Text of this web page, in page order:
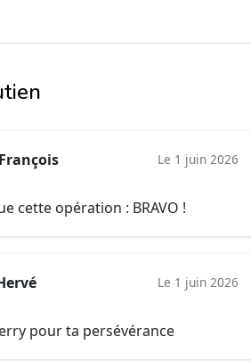
Le 1 juin 2026
cette opération : BRAVO !
Le 1 juin 2026
pour ta persévérance